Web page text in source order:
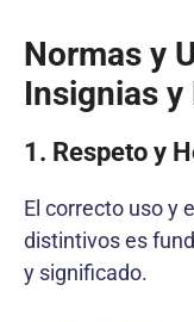
Normas y
Insignias
1. Respeto y
El correcto uso y
distintivos es
y significado.